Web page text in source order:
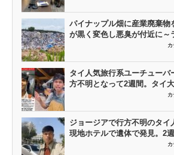
パイナップル畑に産業廃棄物
が黒く変色し悪臭が付近に～
タイ人気旅行系ユーチューバ
方不明となって2週間。タイ
ジョージアで行方不明のタイ
現地ホテルで遺体で発見。2